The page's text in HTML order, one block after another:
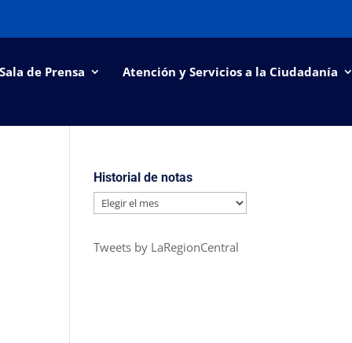
Sala de Prensa Atención y Servicios a la Ciudadanía
Historial de notas
Historial
notas
Tweets by LaRegionCentral